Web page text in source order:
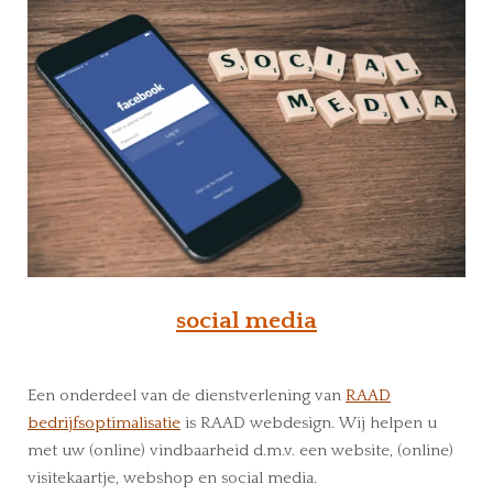
social media
Een onderdeel van de dienstverlening van RAAD
bedrijfsoptimalisatie is RAAD webdesign. Wij helpen u
met uw (online) vindbaarheid d.m.v. een website, (online)
visitekaartje, webshop en social media.